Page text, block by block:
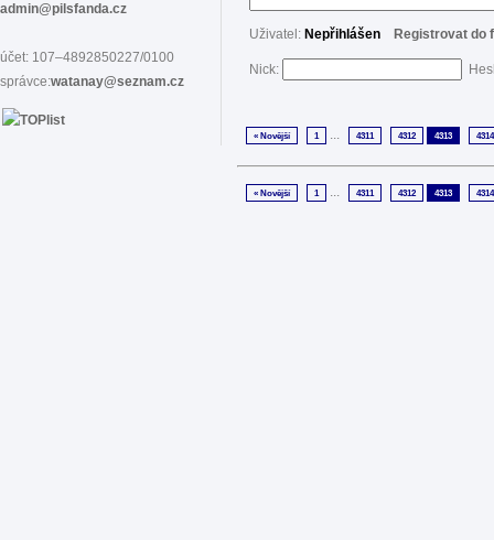
admin@pilsfanda.cz
účet: 107–4892850227/0100
správce:watanay@seznam.cz
Uživatel: Nepřihlášen Registrovat do
Nick:
« Novější 1 ... 4311 4312 4313 4314
« Novější 1 ... 4311 4312 4313 4314